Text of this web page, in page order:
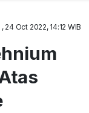
24 Oct 2022, 14:12 WIB